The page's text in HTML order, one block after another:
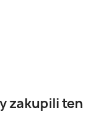
zakupili